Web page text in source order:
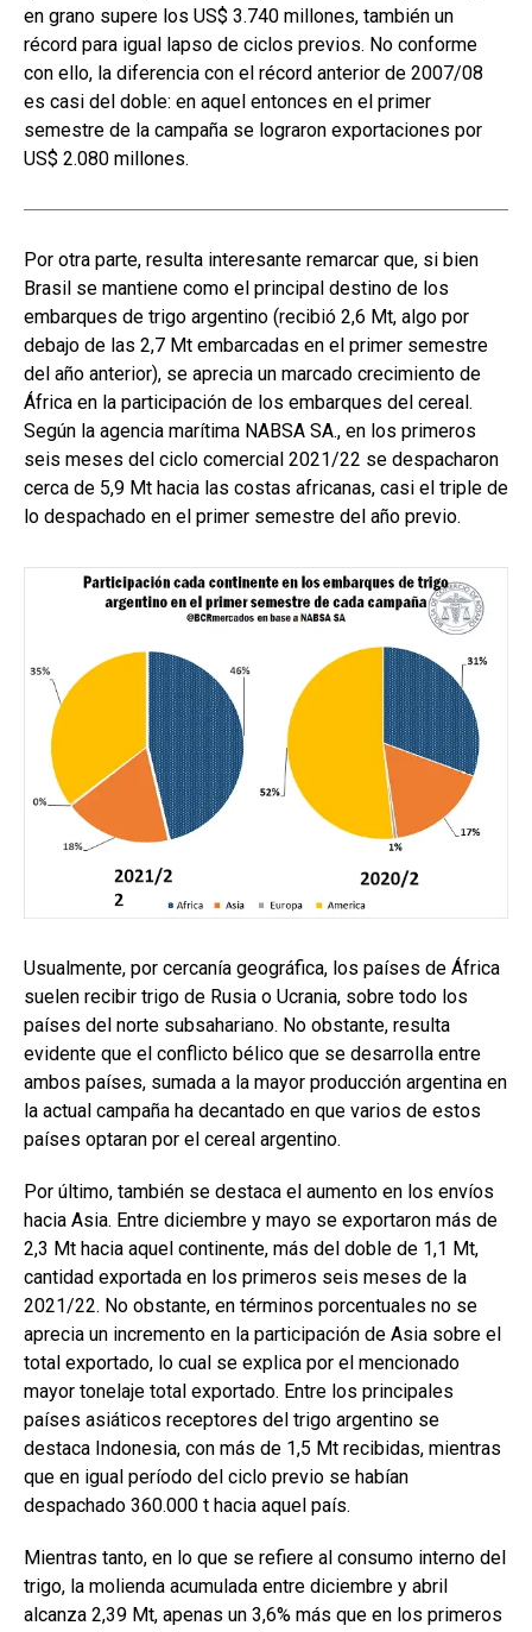
en grano supere los US$ 3.740 millones, también un
récord para igual lapso de ciclos previos. No conforme
con ello, la diferencia con el récord anterior de 2007/08
es casi del doble: en aquel entonces en el primer
semestre de la campaña se lograron exportaciones por
US$ 2.080 millones.
Por otra parte, resulta interesante remarcar que, si bien
Brasil se mantiene como el principal destino de los
embarques de trigo argentino (recibió 2,6 Mt, algo por
debajo de las 2,7 Mt embarcadas en el primer semestre
del año anterior), se aprecia un marcado crecimiento de
África en la participación de los embarques del cereal.
Según la agencia marítima NABSA SA., en los primeros
seis meses del ciclo comercial 2021/22 se despacharon
cerca de 5,9 Mt hacia las costas africanas, casi el triple de
lo despachado en el primer semestre del año previo.
Usualmente, por cercanía geográfica, los países de África
suelen recibir trigo de Rusia o Ucrania, sobre todo los
países del norte subsahariano. No obstante, resulta
evidente que el conflicto bélico que se desarrolla entre
ambos países, sumada a la mayor producción argentina en
la actual campaña ha decantado en que varios de estos
países optaran por el cereal argentino.
Por último, también se destaca el aumento en los envíos
hacia Asia. Entre diciembre y mayo se exportaron más de
2,3 Mt hacia aquel continente, más del doble de 1,1 Mt,
cantidad exportada en los primeros seis meses de la
2021/22. No obstante, en términos porcentuales no se
aprecia un incremento en la participación de Asia sobre el
total exportado, lo cual se explica por el mencionado
mayor tonelaje total exportado. Entre los principales
países asiáticos receptores del trigo argentino se
destaca Indonesia, con más de 1,5 Mt recibidas, mientras
que en igual período del ciclo previo se habían
despachado 360.000 t hacia aquel país.
Mientras tanto, en lo que se refiere al consumo interno del
trigo, la molienda acumulada entre diciembre y abril
alcanza 2,39 Mt, apenas un 3,6% más que en los primeros